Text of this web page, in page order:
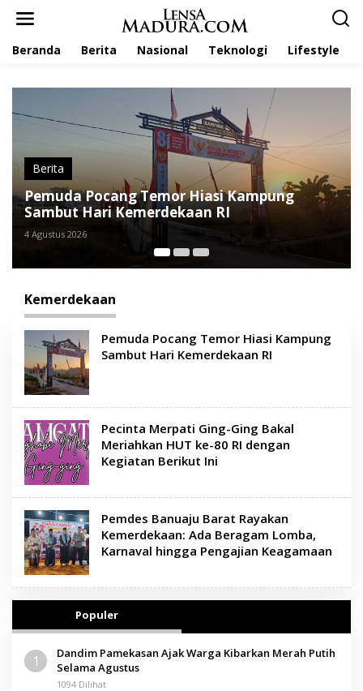
Beranda Berita Nasional Teknologi Lifestyle
Hiasi Kampung
RI
Berita
Pecinta Merpati Ging-
HUT ke-80 RI dengan
Kemerdekaan
Pemuda Pocang Temor Hiasi Kampung
Sambut Hari Kemerdekaan RI
Pecinta Merpati Ging-Ging Bakal
Meriahkan HUT ke-80 RI dengan
Kegiatan Berikut Ini
Pemdes Banuaju Barat Rayakan
Kemerdekaan: Ada Beragam Lomba,
Karnaval hingga Pengajian Keagamaan
Populer
1
Dandim Pamekasan Ajak Warga Kibarkan Merah Putih
Selama Agustus
1094 Dilihat